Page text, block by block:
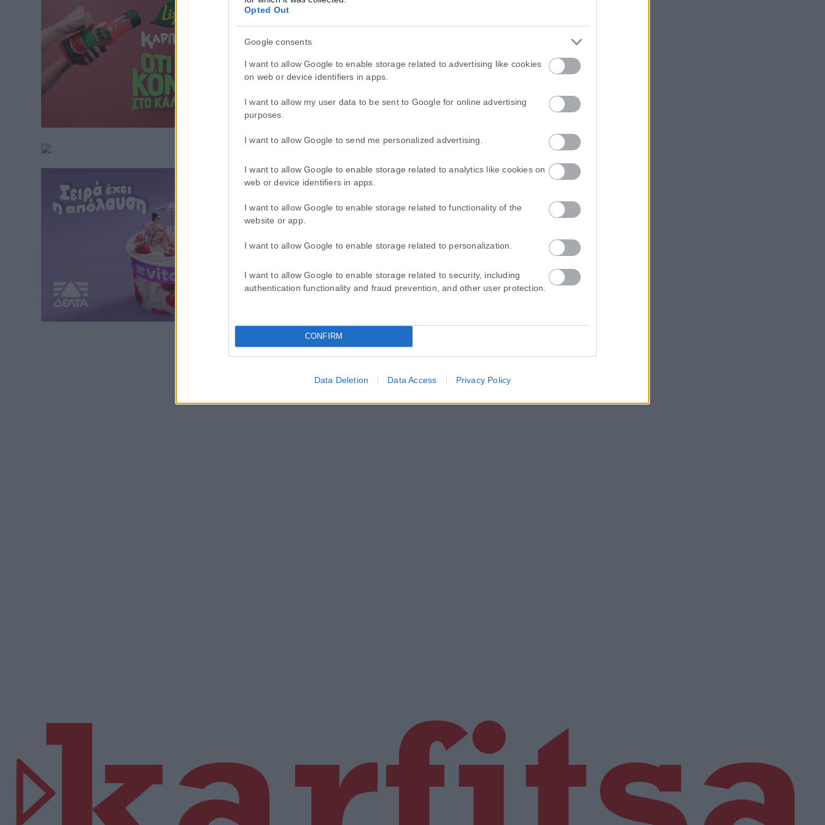
Opted Out
Google consents
I want to allow Google to enable storage related to advertising like cookies
on web or device identifiers in apps.
I want to allow my user data to be sent to Google for online advertising
purposes.
I want to allow Google to send me personalized advertising.
I want to allow Google to enable storage related to analytics like cookies on
web or device identifiers in apps.
I want to allow Google to enable storage related to functionality of the
website or app.
I want to allow Google to enable storage related to personalization.
I want to allow Google to enable storage related to security, including
authentication functionality and fraud prevention, and other user protection.
CONFIRM
Data Deletion Data Access Privacy Policy